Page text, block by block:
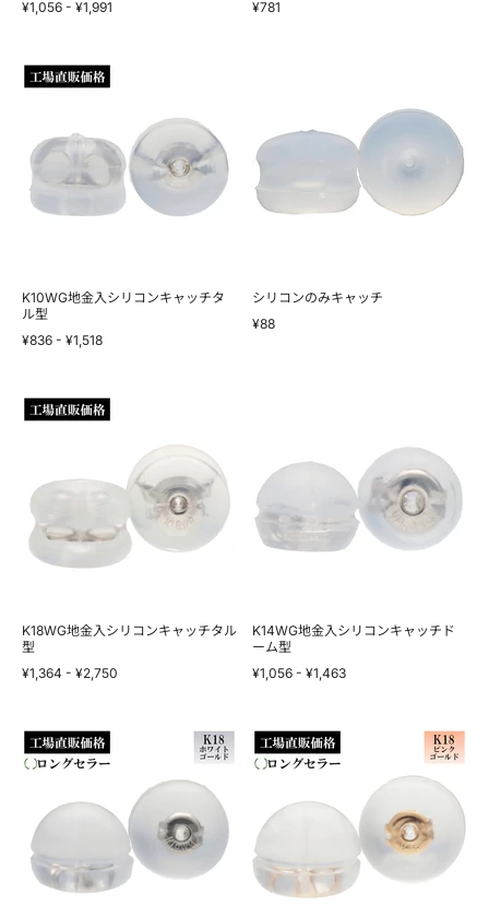
¥1,056 - ¥1,991 ¥781
K10WG
地
リ
コ
ン
キ
ル
型
K10WG地金入シリコンキャッチタ
ル型
¥836 - ¥1,518
の
み
キ
ャ
ッ
シリコンのみキャッチ
¥88
K18WG
地
リ
コ
ン
キ
ャ
ル
型
K18WG地金入シリコンキャッチタル
型
¥1,364 - ¥2,750
リ
コ
ン
キ
ー
ム
型
K14WG地金入シリコンキャッチド
ーム型
¥1,056 - ¥1,463
K18WG
地
金
コ
ン
キ
K18PG
地
金
リ
コ
ン
キ
ャ